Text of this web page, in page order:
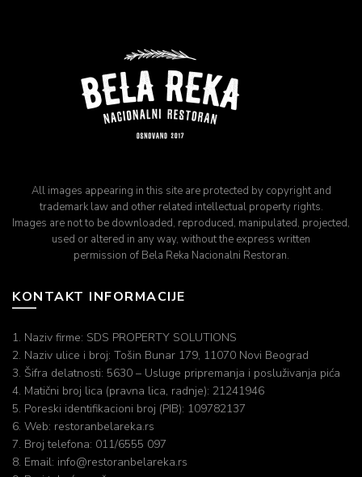
All images appearing in this site are protected by copyright and
trademark law and other related intellectual property rights.
Images are not to be downloaded, reproduced, manipulated, projected,
used or altered in any way, without the express written
permission of Bela Reka Nacionalni Restoran.
KONTAKT INFORMACIJE
1. Naziv firme: SDS PROPERTY SOLUTIONS
2. Naziv ulice i broj: Tošin Bunar 179, 11070 Novi Beograd
3. Šifra delatnosti: 5630 – Usluge pripremanja i posluživanja pića
4. Matični broj lica (pravna lica, radnje): 21241946
5. Poreski identifikacioni broj (PIB): 109782137
6. Web: restoranbelareka.rs
7. Broj telefona: 011/6555 097
8. Email: info@restoranbelareka.rs